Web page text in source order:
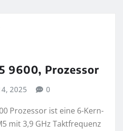
9600, Prozessor
2025 0
Prozessor ist eine 6-Kern-
mit 3,9 GHz Taktfrequenz